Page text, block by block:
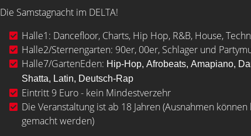
Die Samstagnacht im DELTA!
Halle1: Dancefloor, Charts, Hip Hop, R&B, House,
Halle2/Sternengarten: 90er, 00er, Schlager und
Halle7/GartenEden: Hip-Hop, Afrobeats, Amapiano,
Shatta, Latin, Deutsch-Rap
Eintritt 9 Euro - kein Mindestverzehr
Die Veranstaltung ist ab 18 Jahren (Ausnahmen
gemacht werden)